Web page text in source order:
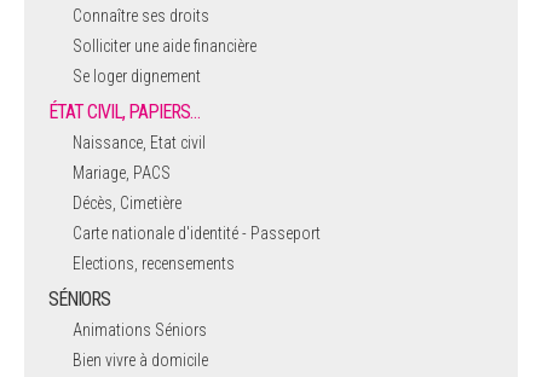
Connaître ses droits
Solliciter une aide financière
Se loger dignement
ÉTAT CIVIL, PAPIERS…
Naissance, Etat civil
Mariage, PACS
Décès, Cimetière
Carte nationale d'identité - Passeport
Elections, recensements
SÉNIORS
Animations Séniors
Bien vivre à domicile